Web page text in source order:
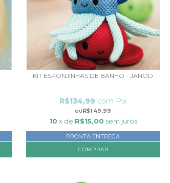
KIT ESPONJINHAS DE BANHO - JANOD
R$149,99
R$134,99 com Pix
10 x de R$15,00 sem juros
PRONTA ENTREGA